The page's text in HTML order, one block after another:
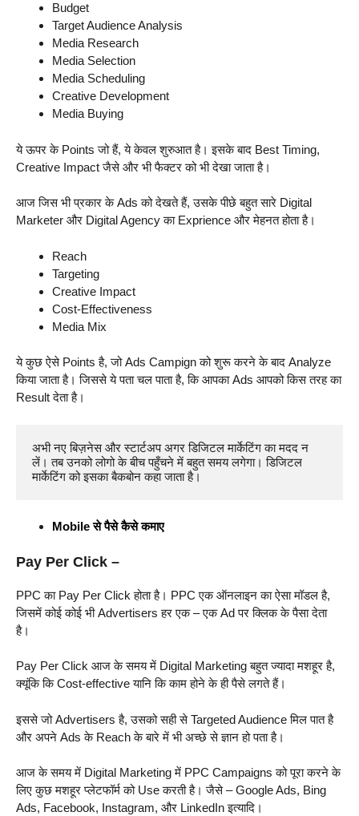
Budget
Target Audience Analysis
Media Research
Media Selection
Media Scheduling
Creative Development
Media Buying
ये ऊपर के Points जो हैं, ये केवल शुरुआत है। इसके बाद Best Timing,
Creative Impact जैसे और भी फैक्टर को भी देखा जाता है।
आज जिस भी प्रकार के Ads को देखते हैं, उसके पीछे बहुत सारे Digital
Marketer और Digital Agency का Exprience और मेहनत होता है।
Reach
Targeting
Creative Impact
Cost-Effectiveness
Media Mix
ये कुछ ऐसे Points है, जो Ads Campign को शुरू करने के बाद Analyze
किया जाता है। जिससे ये पता चल पाता है, कि आपका Ads आपको किस तरह का
Result देता है।
अभी नए बिज़नेस और स्टार्टअप अगर डिजिटल मार्केटिंग का मदद न
लें। तब उनको लोगो के बीच पहुँचने में बहुत समय लगेगा। डिजिटल
मार्केटिंग को इसका बैकबोन कहा जाता है।
Mobile से पैसे कैसे कमाए
Pay Per Click –
PPC का Pay Per Click होता है। PPC एक ऑनलाइन का ऐसा मॉडल है,
जिसमें कोई कोई भी Advertisers हर एक – एक Ad पर क्लिक के पैसा देता
है।
Pay Per Click आज के समय में Digital Marketing बहुत ज्यादा मशहूर है,
क्यूंकि कि Cost-effective यानि कि काम होने के ही पैसे लगते हैं।
इससे जो Advertisers है, उसको सही से Targeted Audience मिल पात है
और अपने Ads के Reach के बारे में भी अच्छे से ज्ञान हो पता है।
आज के समय में Digital Marketing में PPC Campaigns को पूरा करने के
लिए कुछ मशहूर प्लेटफॉर्म को Use करती है। जैसे – Google Ads, Bing
Ads, Facebook, Instagram, और LinkedIn इत्यादि।